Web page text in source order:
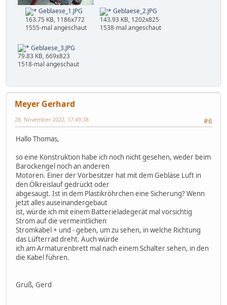
Geblaese_1.JPG
163.75 KB, 1186x772
1555-mal angeschaut
Geblaese_2.JPG
143.93 KB, 1202x825
1538-mal angeschaut
Geblaese_3.JPG
79.83 KB, 669x823
1518-mal angeschaut
Meyer Gerhard
#6
28. November 2022, 17:49:38
Hallo Thomas,
so eine Konstruktion habe ich noch nicht gesehen, weder beim
Barockengel noch an anderen
Motoren. Einer der Vorbesitzer hat mit dem Gebläse Luft in
den Ölkreislauf gedrückt oder
abgesaugt. Ist in dem Plastikröhrchen eine Sicherung? Wenn
jetzt alles auseinandergebaut
ist, würde ich mit einem Batterieladegerät mal vorsichtig
Strom auf die vermeintlichen
Stromkabel + und - geben, um zu sehen, in welche Richtung
das Lüfterrad dreht. Auch würde
ich am Armaturenbrett mal nach einem Schalter sehen, in den
die Kabel führen.
Gruß, Gerd